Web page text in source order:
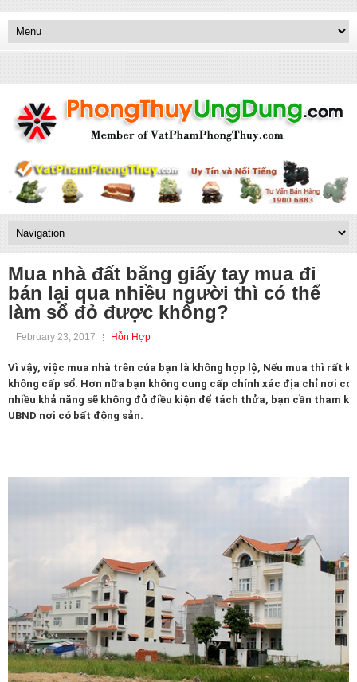
Mua nhà đất bằng giấy tay mua đi
bán lại qua nhiều người thì có thể
làm sổ đỏ được không?
February 23, 2017 Hỗn Hợp
Vì vậy, việc mua nhà trên của bạn là không hợp lệ, Nếu mua thì rất
không cấp sổ. Hơn nữa bạn không cung cấp chính xác địa chỉ nơi
nhiều khả năng sẽ không đủ điều kiện để tách thửa, bạn cần tham
UBND nơi có bất động sản.